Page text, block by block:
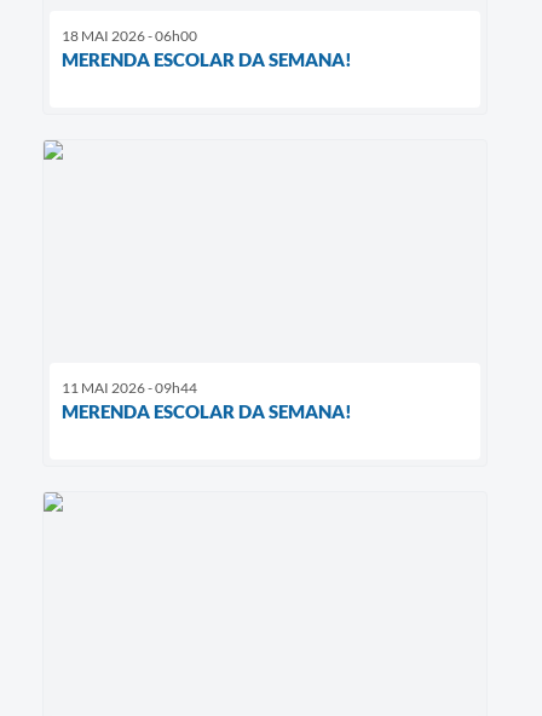
18 MAI 2026 - 06h00
MERENDA ESCOLAR DA SEMANA!
11 MAI 2026 - 09h44
MERENDA ESCOLAR DA SEMANA!